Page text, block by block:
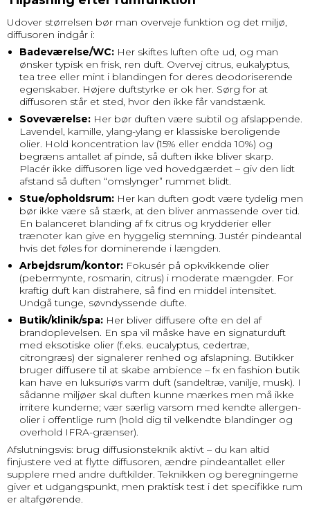
Udover størrelsen bør man overveje funktion og det miljø,
diffusoren indgår i:
Badeværelse/WC:Her skiftes luften ofte ud, og man
ønsker typisk en frisk, ren duft. Overvej citrus, eukalyptus,
tea tree eller mint i blandingen for deres deodoriserende
egenskaber. Højere duftstyrke er ok her. Sørg for at
diffusoren står et sted, hvor den ikke får vandstænk.
Soveværelse:Her bør duften være subtil og afslappende.
Lavendel, kamille, ylang-ylang er klassiske beroligende
olier. Hold koncentration lav (15% eller endda 10%) og
begræns antallet af pinde, så duften ikke bliver skarp.
Placér ikke diffusoren lige ved hovedgærdet – giv den lidt
afstand så duften “omslynger” rummet blidt.
Stue/opholdsrum:Her kan duften godt være tydelig men
bør ikke være så stærk, at den bliver anmassende over tid.
En balanceret blanding af fx citrus og krydderier eller
trænoter kan give en hyggelig stemning. Justér pindeantal
hvis det føles for dominerende i længden.
Arbejdsrum/kontor:Fokusér på opkvikkende olier
(pebermynte, rosmarin, citrus) i moderate mængder. For
kraftig duft kan distrahere, så find en middel intensitet.
Undgå tunge, søvndyssende dufte.
Butik/klinik/spa:Her bliver diffusere ofte en del af
brandoplevelsen. En spa vil måske have en signaturduft
med eksotiske olier (f.eks. eucalyptus, cedertræ,
citrongræs) der signalerer renhed og afslapning. Butikker
bruger diffusere til at skabe ambience – fx en fashion butik
kan have en luksuriøs varm duft (sandeltræ, vanilje, musk). I
sådanne miljøer skal duften kunne mærkes men må ikke
irritere kunderne; vær særlig varsom med kendte allergen-
olier i offentlige rum (hold dig til velkendte blandinger og
overhold IFRA-grænser).
Afslutningsvis: brug diffusionsteknik aktivt – du kan altid
finjustere ved at flytte diffusoren, ændre pindeantallet eller
supplere med andre duftkilder. Teknikken og beregningerne
giver et udgangspunkt, men praktisk test i det specifikke rum
er altafgørende.